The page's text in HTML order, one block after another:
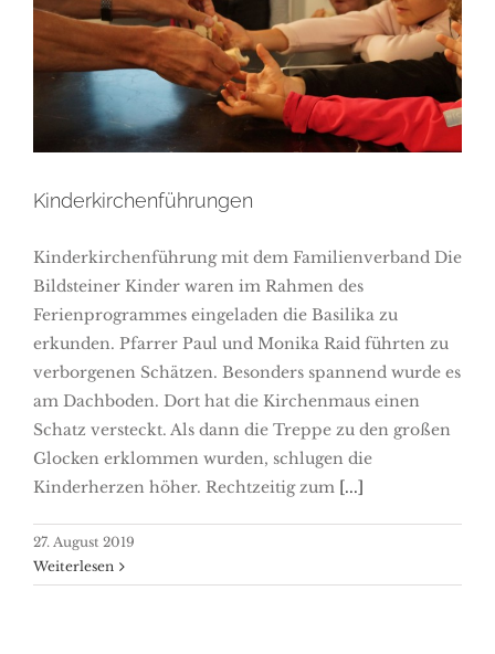
Kinderkirchenführungen
Kinderkirchenführungen
Kinderkirchenführung mit dem Familienverband Die
Bildsteiner Kinder waren im Rahmen des
Ferienprogrammes eingeladen die Basilika zu
erkunden. Pfarrer Paul und Monika Raid führten zu
verborgenen Schätzen. Besonders spannend wurde es
am Dachboden. Dort hat die Kirchenmaus einen
Schatz versteckt. Als dann die Treppe zu den großen
Glocken erklommen wurden, schlugen die
Kinderherzen höher. Rechtzeitig zum [...]
27. August 2019
Weiterlesen